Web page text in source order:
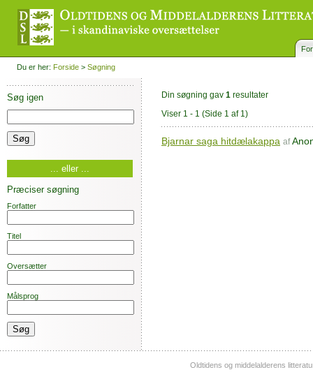
Du er her: Forside > Søgning
Søg igen
... eller ...
Præciser søgning
Forfatter
Titel
Oversætter
Målsprog
Din søgning gav 1 resultater
Viser 1 - 1 (Side 1 af 1)
Bjarnar saga hitdælakappa af
Oldtidens og middelalderens